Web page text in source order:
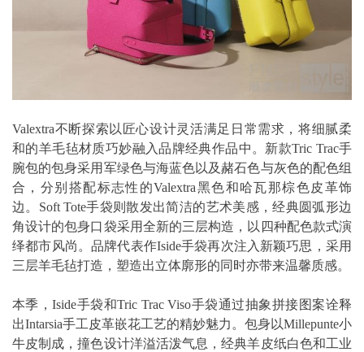
Valextra不断探索以匠心设计灵活满足日常需求，将细腻柔
和的羊毛毡材质巧妙融入品牌经典作品中。新款Tric Trac手
腕包的包身采用军绿色与海蓝色以及赭石色与灰色的配色组
合，分别搭配标志性的Valextra黑色和哈瓦那棕色皮革饰
边。Soft Tote手袋则散发出简洁的艺术美感，经典圆弧形边
角设计的包身口袋采用全新的三层构造，以四种配色款式演
绎都市风尚。品牌代表作Iside手袋再次注入新颖巧思，采用
三层羊毛毡打造，塑造出立体廓形的同时亦带来温馨质感。
本季，Iside手袋和Tric Trac Viso手袋通过抽象拼接图案诠释
出Intarsia手工皮革嵌花工艺的精妙魅力。包身以Millepunte小
牛皮制成，撞色设计洋溢活泼气息，经典羊皮纸白色和工业